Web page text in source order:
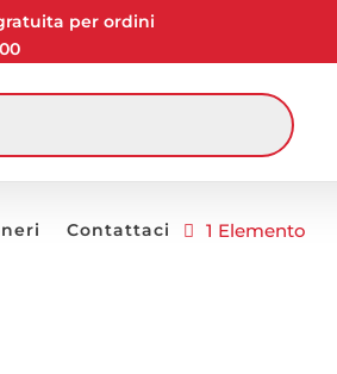
per ordini
Contattaci 1 Elemento